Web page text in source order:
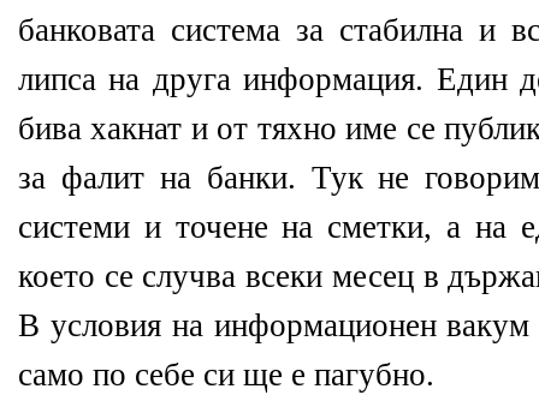
банковата система за стабилна и
липса на друга информация. Един
бива хакнат и от тяхно име се
за фалит на банки. Тук не
системи и точене на сметки, а на
което се случва всеки месец в
В условия на информационен
само по себе си ще е пагубно.